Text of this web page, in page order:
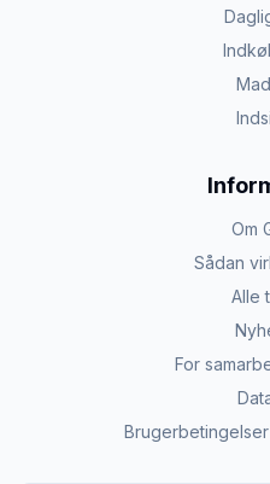
Om
Sådan
Alle
For